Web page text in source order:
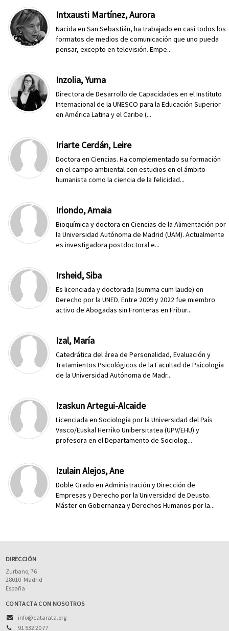
Intxausti Martínez, Aurora
Nacida en San Sebastián, ha trabajado en casi todos los
formatos de medios de comunicación que uno pueda
pensar, excepto en televisión. Empe...
Inzolia, Yuma
Directora de Desarrollo de Capacidades en el Instituto
Internacional de la UNESCO para la Educación Superior
en América Latina y el Caribe (...
Iriarte Cerdán, Leire
Doctora en Ciencias. Ha complementado su formación
en el campo ambiental con estudios en el ámbito
humanista como la ciencia de la felicidad...
Iriondo, Amaia
Bioquímica y doctora en Ciencias de la Alimentación por
la Universidad Autónoma de Madrid (UAM). Actualmente
es investigadora postdoctoral e...
Irsheid, Siba
Es licenciada y doctorada (summa cum laude) en
Derecho por la UNED. Entre 2009 y 2022 fue miembro
activo de Abogadas sin Fronteras en Fribur...
Izal, María
Catedrática del área de Personalidad, Evaluación y
Tratamientos Psicológicos de la Facultad de Psicología
de la Universidad Autónoma de Madr...
Izaskun Artegui-Alcaide
Licenciada en Sociología por la Universidad del País
Vasco/Euskal Herriko Unibersitatea (UPV/EHU) y
profesora en el Departamento de Sociolog...
Izulain Alejos, Ane
Doble Grado en Administración y Dirección de
Empresas y Derecho por la Universidad de Deusto.
Máster en Gobernanza y Derechos Humanos por la...
DIRECCIÓN
Zurbano, 76
28010 Madrid
España
CONTACTA CON NOSOTROS
info@catarata.org
91 532 20 77